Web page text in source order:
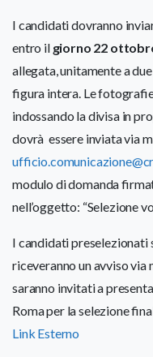
I candidati dovranno
entro il giorno 22
allegata, unitamente a
figura intera. Le
indossando la divisa in
dovrà essere inviata via
modulo di domanda
nell’oggetto: “Selezione
I candidati
riceveranno un avviso
saranno invitati a
Roma per la selezione
Link Esterno